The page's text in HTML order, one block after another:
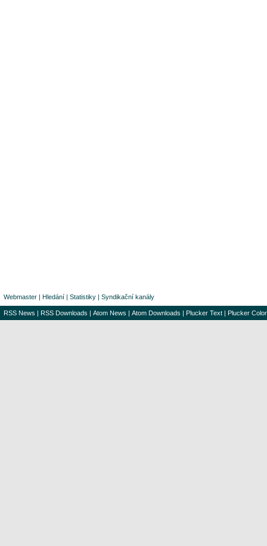
Webmaster | Hledání | Statistiky | Syndikační kanály
RSS News | RSS Downloads | Atom News | Atom Downloads | Plucker Text | Plucker Color